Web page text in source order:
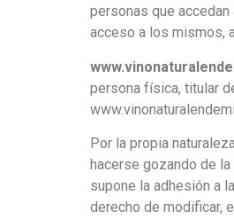
personas que
acceso a los mismos,
persona física, titular
Por la propia
hacerse gozando de
supone la adhesión a
derecho de modificar,